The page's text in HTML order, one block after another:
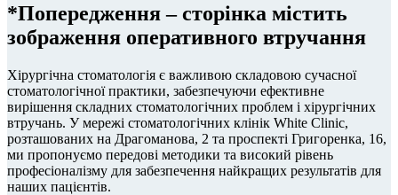
*Попередження – сторінка містить
зображення оперативного втручання
Хірургічна стоматологія є важливою складовою сучасної
стоматологічної практики, забезпечуючи ефективне
вирішення складних стоматологічних проблем і хірургічних
втручань. У мережі стоматологічних клінік White Clinic,
розташованих на Драгоманова, 2 та проспекті Григоренка, 16,
ми пропонуємо передові методики та високий рівень
професіоналізму для забезпечення найкращих результатів для
наших пацієнтів.